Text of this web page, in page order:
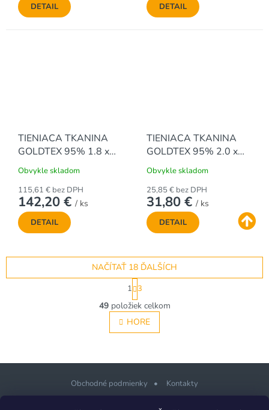
DETAIL DETAIL
TIENIACA TKANINA
GOLDTEX 95% 1.8 x
50 m - ZELENÁ
Obvykle skladom
115,61 € bez DPH
142,20 € / ks
DETAIL
TIENIACA TKANINA
GOLDTEX 95% 2.0 x
10 m - ZELENÁ
Obvykle skladom
25,85 € bez DPH
31,80 € / ks
DETAIL
O
v
l
á
i
NAČÍTAŤ 18 ĎALŠÍCH
S
t
r
á
n
k
a
i
e
1 3
49položiek celkom
HORE
Obchodné podmienky Kontakty